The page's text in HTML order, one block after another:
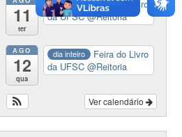
11
ter
dia inteiro
Feira do Livro
da UFSC@Reitoria
AGO
12
qua
dia inteiro
Feira do Livro
da UFSC@Reitoria
Ver calendário